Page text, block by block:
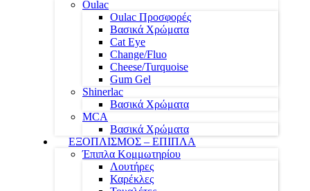
Oulac
Oulac Προσφορές
Βασικά Χρώματα
Cat Eye
Change/Fluo
Cheese/Turquoise
Gum Gel
Shinerlac
Βασικά Χρώματα
MCA
Βασικά Χρώματα
ΕΞΟΠΛΙΣΜΟΣ – ΕΠΙΠΛΑ
Έπιπλα Κομμωτηρίου
Λουτήρες
Καρέκλες